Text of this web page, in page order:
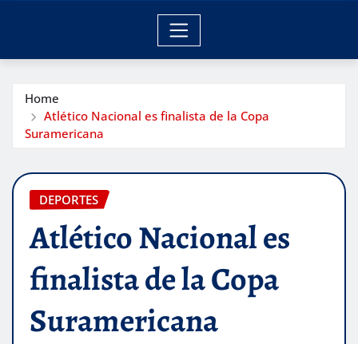
Home
Atlético Nacional es finalista de la Copa
Suramericana
DEPORTES
Atlético Nacional es
finalista de la Copa
Suramericana